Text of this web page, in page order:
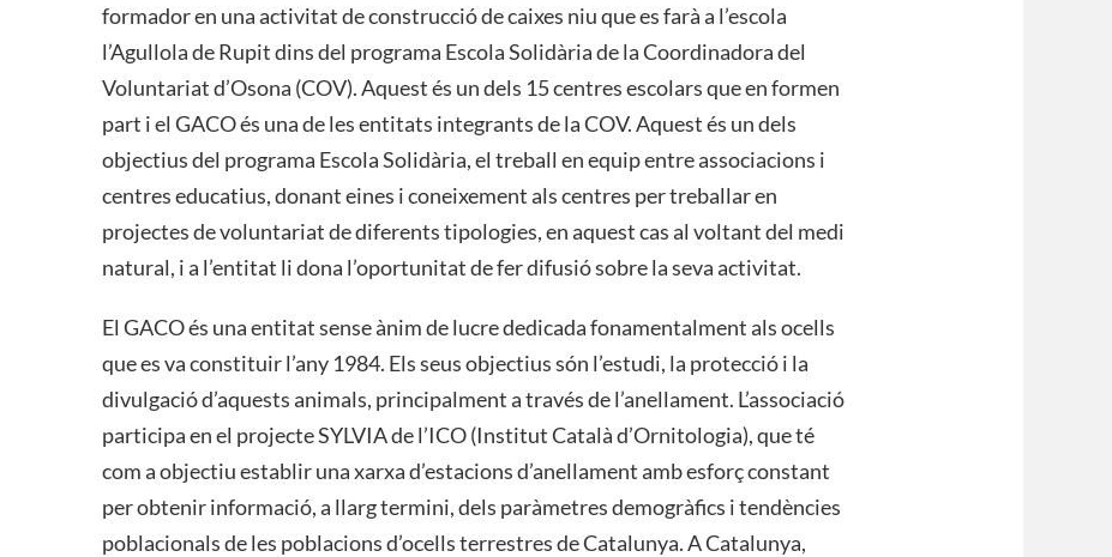
formador en una activitat de construcció de caixes niu que es farà a l’escola
l’Agullola de Rupit dins del programa Escola Solidària de la Coordinadora del
Voluntariat d’Osona (COV). Aquest és un dels 15 centres escolars que en formen
part i el GACO és una de les entitats integrants de la COV. Aquest és un dels
objectius del programa Escola Solidària, el treball en equip entre associacions i
centres educatius, donant eines i coneixement als centres per treballar en
projectes de voluntariat de diferents tipologies, en aquest cas al voltant del medi
natural, i a l’entitat li dona l’oportunitat de fer difusió sobre la seva activitat.
El GACO és una entitat sense ànim de lucre dedicada fonamentalment als ocells
que es va constituir l’any 1984. Els seus objectius són l’estudi, la protecció i la
divulgació d’aquests animals, principalment a través de l’anellament. L’associació
participa en el projecte SYLVIA de l’ICO (Institut Català d’Ornitologia), que té
com a objectiu establir una xarxa d’estacions d’anellament amb esforç constant
per obtenir informació, a llarg termini, dels paràmetres demogràfics i tendències
poblacionals de les poblacions d’ocells terrestres de Catalunya. A Catalunya,